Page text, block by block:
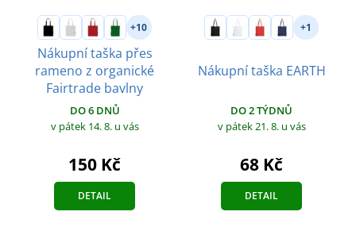
+10
Nákupní taška přes
rameno z organické
Fairtrade bavlny
DO 6 DNŮ
v pátek 14. 8. u vás
150 Kč
DETAIL
+1
Nákupní taška EARTH
DO 2 TÝDNŮ
v pátek 21. 8. u vás
68 Kč
DETAIL